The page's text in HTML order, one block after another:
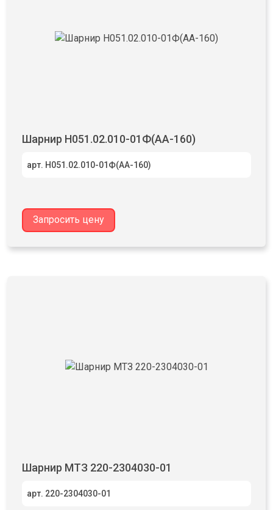
Шарнир Н051.02.010-01Ф(АА-160)
арт. Н051.02.010-01Ф(АА-160)
Запросить цену
Шарнир МТЗ 220-2304030-01
арт. 220-2304030-01